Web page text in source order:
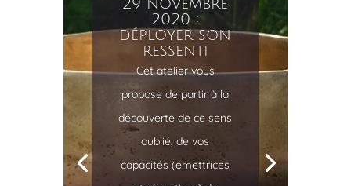
30 août 2020
: déployer
son ressenti
Cet atelier vous
propose de partir à la
découverte de ce sens
oublié, de vos
capacités (émettrices